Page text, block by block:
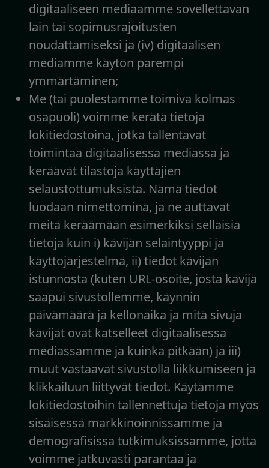
digitaaliseen mediaamme sovellettavan
lain tai sopimusrajoitusten
noudattamiseksi ja (iv) digitaalisen
mediamme käytön parempi
ymmärtäminen;
Me (tai puolestamme toimiva kolmas
osapuoli) voimme kerätä tietoja
lokitiedostoina, jotka tallentavat
toimintaa digitaalisessa mediassa ja
keräävät tilastoja käyttäjien
selaustottumuksista. Nämä tiedot
luodaan nimettöminä, ja ne auttavat
meitä keräämään esimerkiksi sellaisia
tietoja kuin i) kävijän selaintyyppi ja
käyttöjärjestelmä, ii) tiedot kävijän
istunnosta (kuten URL-osoite, josta kävijä
saapui sivustollemme, käynnin
päivämäärä ja kellonaika ja mitä sivuja
kävijät ovat katselleet digitaalisessa
mediassamme ja kuinka pitkään) ja iii)
muut vastaavat sivustolla liikkumiseen ja
klikkailuun liittyvät tiedot. Käytämme
lokitiedostoihin tallennettuja tietoja myös
sisäisessä markkinoinnissamme ja
demografisissa tutkimuksissamme, jotta
voimme jatkuvasti parantaa ja